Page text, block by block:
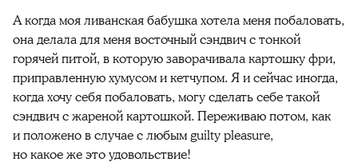
А когда моя ливанская бабушка хотела меня побаловать,
она делала для меня восточный сэндвич с тонкой
горячей питой, в которую заворачивала картошку фри,
приправленную хумусом и кетчупом. Я и сейчас иногда,
когда хочу себя побаловать, могу сделать себе такой
сэндвич с жареной картошкой. Переживаю потом, как
и положено в случае с любым guilty pleasure,
но какое же это удовольствие!